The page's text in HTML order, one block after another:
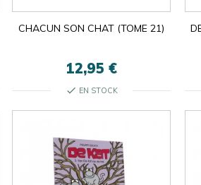
CHACUN SON CHAT (TOME 21)
12,95 €
check EN STOCK